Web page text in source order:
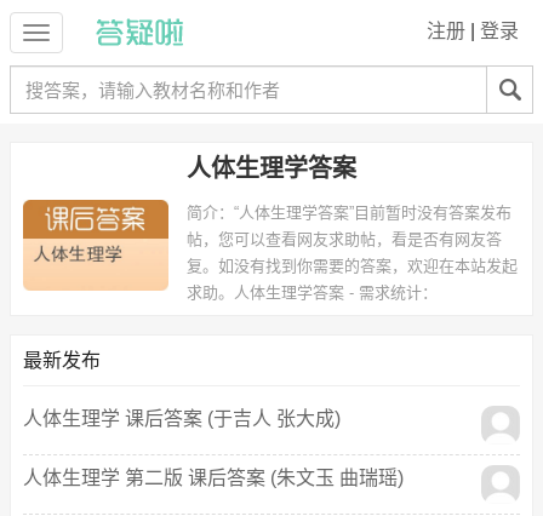
注册 登录
人体生理学答案
简介： “人体生理学答案”目前暂时没有答案发布
帖，您可以查看网友求助帖，看是否有网友答
复。如没有找到你需要的答案，欢迎在本站发起
求助。 人体生理学答案 - 需求统计：
以下学校的同学下载过
最新发布
人体生理学 课后答案 (于吉人 张大成)
人体生理学 第二版 课后答案 (朱文玉 曲瑞瑶)